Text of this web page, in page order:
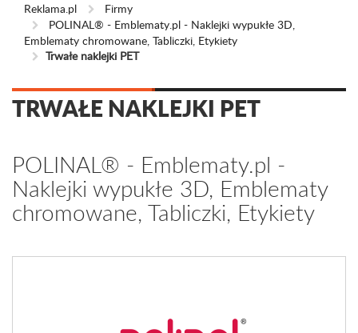
Reklama.pl
Firmy
POLINAL® - Emblematy.pl - Naklejki wypukłe 3D,
Emblematy chromowane, Tabliczki, Etykiety
Trwałe naklejki PET
TRWAŁE NAKLEJKI PET
POLINAL® - Emblematy.pl -
Naklejki wypukłe 3D, Emblematy
chromowane, Tabliczki, Etykiety